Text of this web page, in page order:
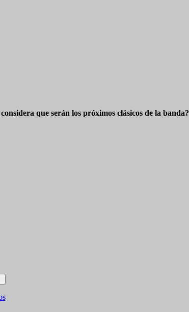
que serán los próximos clásicos de la banda?